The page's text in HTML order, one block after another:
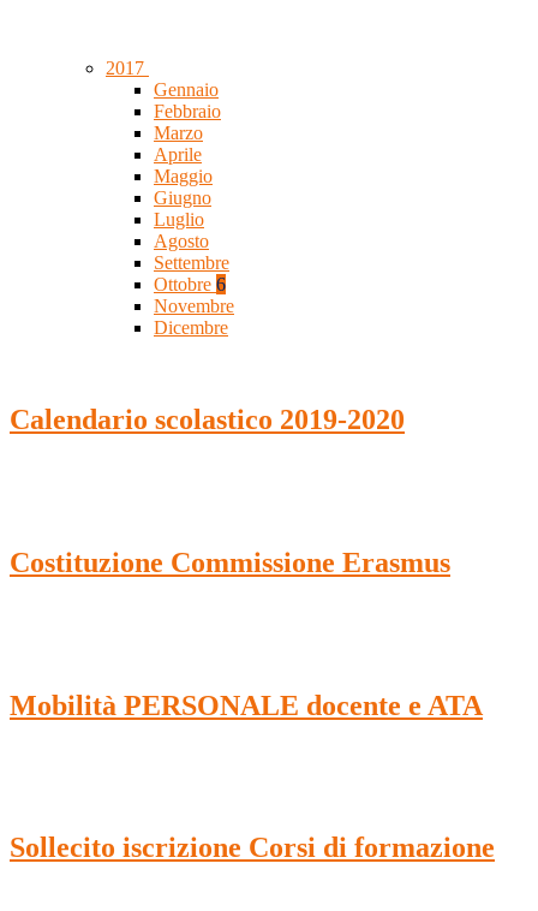
2017
Gennaio
Febbraio
Marzo
Aprile
Maggio
Giugno
Luglio
Agosto
Settembre
Ottobre 6
Novembre
Dicembre
Calendario scolastico 2019-2020
Costituzione Commissione Erasmus
Mobilità PERSONALE docente e ATA
Sollecito iscrizione Corsi di formazione